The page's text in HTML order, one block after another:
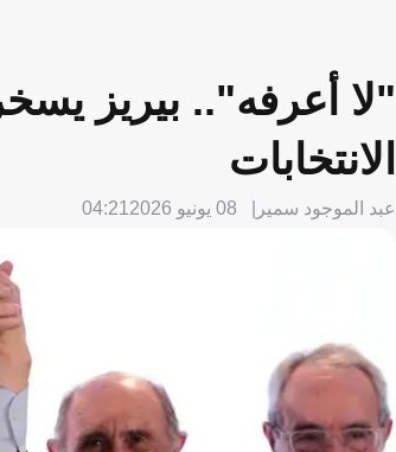
"لا أعرفه".. بيريز
الانتخابات
عبد الموجود سمير 08 يونيو 2026 04:21